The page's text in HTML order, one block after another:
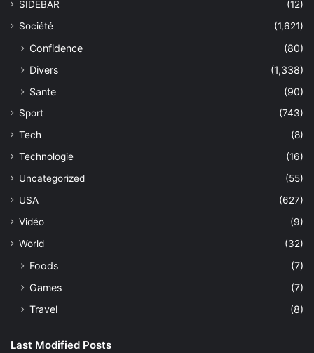
SIDEBAR
(12)
Société
(1,621)
Confidence
(80)
Divers
(1,338)
Sante
(90)
Sport
(743)
Tech
(8)
Technologie
(16)
Uncategorized
(55)
USA
(627)
Vidéo
(9)
World
(32)
Foods
(7)
Games
(7)
Travel
(8)
Last Modified Posts